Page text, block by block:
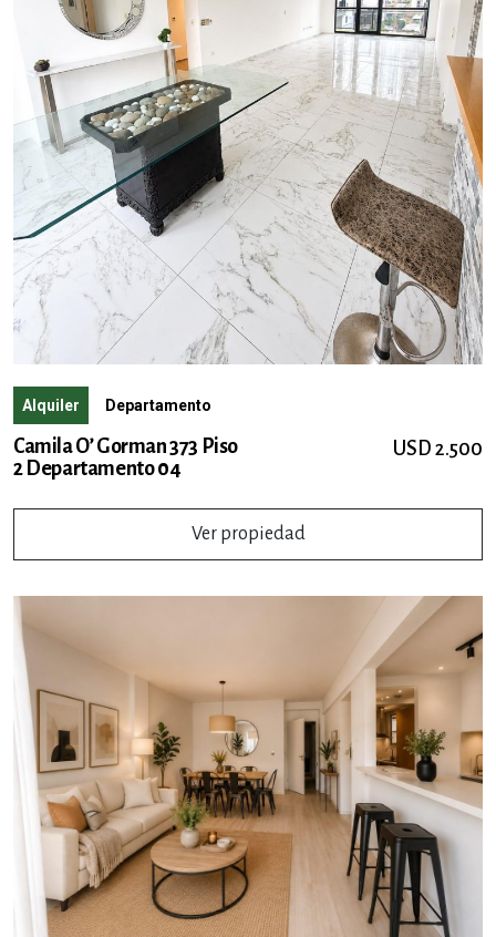
Alquiler Departamento
Camila O’ Gorman 373 Piso
2 Departamento 04
USD 2.500
Ver propiedad